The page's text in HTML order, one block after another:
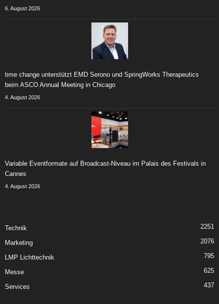
6. August 2026
time change unterstützt EMD Serono und SpringWorks Therapeutics
beim ASCO Annual Meeting in Chicago
4. August 2026
Variable Eventformate auf Broadcast-Niveau im Palais des Festivals in
Cannes
4. August 2026
Technik 2251
Marketing 2076
LMP Lichttechnik 795
Messe 625
Services 437